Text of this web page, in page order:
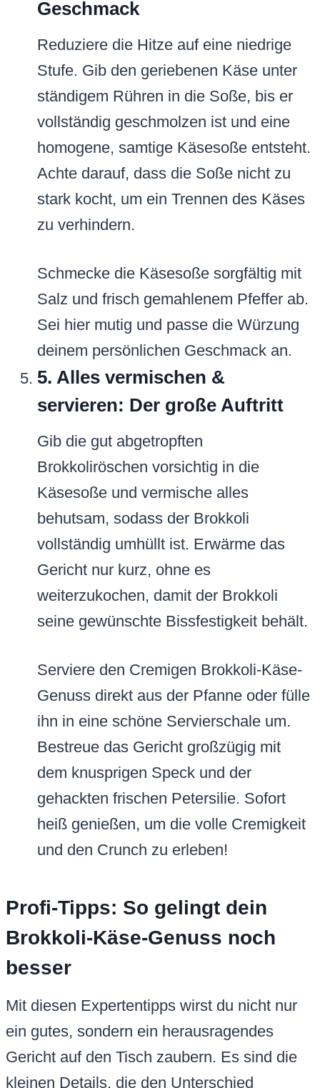
Geschmack
Reduziere die Hitze auf eine niedrige
Stufe. Gib den geriebenen Käse unter
ständigem Rühren in die Soße, bis er
vollständig geschmolzen ist und eine
homogene, samtige Käsesoße entsteht.
Achte darauf, dass die Soße nicht zu
stark kocht, um ein Trennen des Käses
zu verhindern.
Schmecke die Käsesoße sorgfältig mit
Salz und frisch gemahlenem Pfeffer ab.
Sei hier mutig und passe die Würzung
deinem persönlichen Geschmack an.
5. Alles vermischen &
servieren: Der große Auftritt
Gib die gut abgetropften
Brokkoliröschen vorsichtig in die
Käsesoße und vermische alles
behutsam, sodass der Brokkoli
vollständig umhüllt ist. Erwärme das
Gericht nur kurz, ohne es
weiterzukochen, damit der Brokkoli
seine gewünschte Bissfestigkeit behält.
Serviere den Cremigen Brokkoli-Käse-
Genuss direkt aus der Pfanne oder fülle
ihn in eine schöne Servierschale um.
Bestreue das Gericht großzügig mit
dem knusprigen Speck und der
gehackten frischen Petersilie. Sofort
heiß genießen, um die volle Cremigkeit
und den Crunch zu erleben!
Profi-Tipps: So gelingt dein
Brokkoli-Käse-Genuss noch
besser
Mit diesen Expertentipps wirst du nicht nur
ein gutes, sondern ein herausragendes
Gericht auf den Tisch zaubern. Es sind die
kleinen Details, die den Unterschied